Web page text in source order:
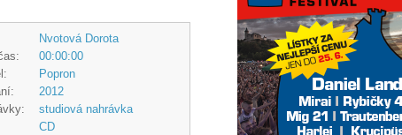
Nvotová Dorota
00:00:00
Popron
2012
studiová nahrávka
CD